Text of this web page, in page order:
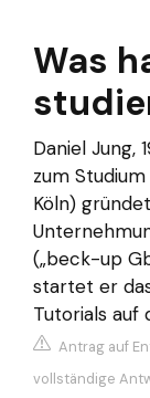
Was
Daniel Jung,
zum
Köln)
(„beck-up
startet er
Tutorials auf
Antrag auf
vollständige